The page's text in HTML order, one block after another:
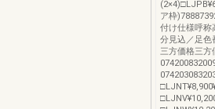
ア枠
付け仕様呼称
分見込／足色
三方価格三